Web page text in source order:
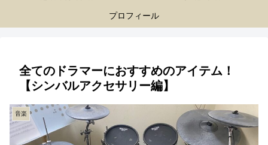
プロフィール
全てのドラマーにおすすめのアイテム！
【シンバルアクセサリー編】
音楽